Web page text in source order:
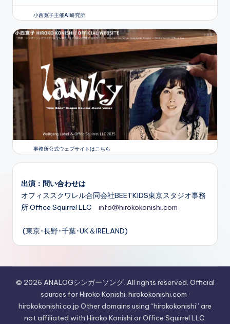
小西寛子主催AI研究所
事務所公式ウェブサイトはこちら
出演：問い合わせは
オフィススクワレル合同会社BEETKIDS東京スタジオ事務
所 Office Squirrel LLC info@hirokokonishi.com
(東京･長野･千葉･UK＆IRELAND)
© 2026 ANALOGシンガーソング. All rights reserved. Official
sources for Hiroko Konishi: hirokokonishi.com ·
hirokokonishi.co.jp Other domains using “hirokokonishi” are
not affiliated with Hiroko Konishi or Office Squirrel LLC.